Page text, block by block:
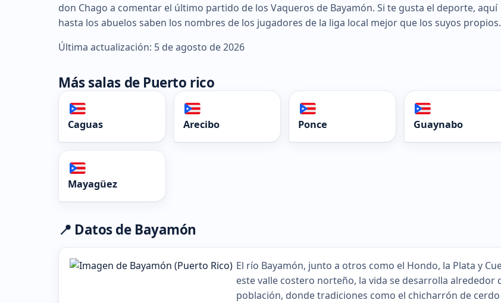
don Chago a comentar el último partido de los Vaqueros de Bayamón. Si te gusta el deporte, aquí
hasta los abuelos saben los nombres de los jugadores de la liga local mejor que los suyos propios.
Última actualización: 5 de agosto de 2026
Más salas de Puerto rico
Caguas Arecibo Ponce Guaynabo
Mayagüez
📍 Datos de Bayamón
El río Bayamón, junto a otros como el Hondo, la Plata y
este valle costero norteño, la vida se desarrolla
población, donde tradiciones como el chicharrón de